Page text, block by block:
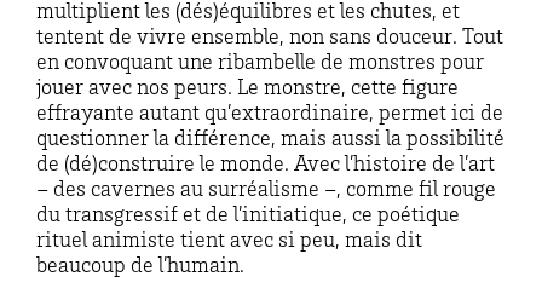
multiplient les (dés)équilibres et les chutes, et
tentent de vivre ensemble, non sans douceur. Tout
en convoquant une ribambelle de monstres pour
jouer avec nos peurs. Le monstre, cette figure
effrayante autant qu’extraordinaire, permet ici de
questionner la différence, mais aussi la possibilité
de (dé)construire le monde. Avec l’histoire de l’art
– des cavernes au surréalisme –, comme fil rouge
du transgressif et de l’initiatique, ce poétique
rituel animiste tient avec si peu, mais dit
beaucoup de l’humain.